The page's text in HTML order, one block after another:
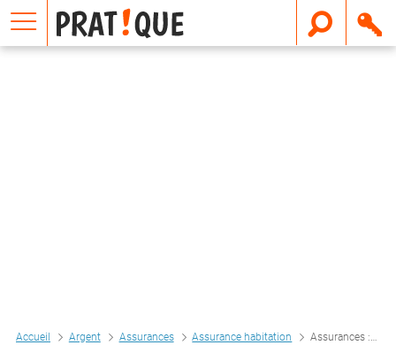
Accueil Argent Assurances Assurance habitation Assurances : la gestion de sinistre, un mauvais souvenir ?
E
m
a